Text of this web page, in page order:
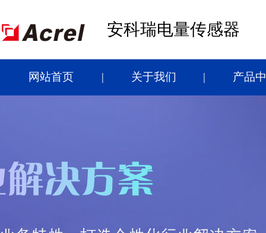
安科瑞电量传感器
网站首页 关于我们 产品